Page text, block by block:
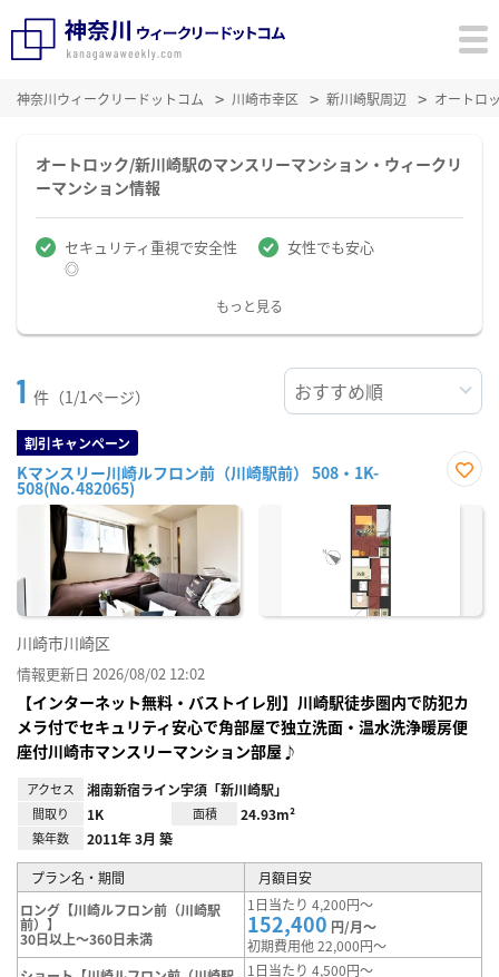
神奈川ウィークリードットコム 川崎市幸区 新川崎駅周辺 オートロ
オートロック/新川崎駅のマンスリーマンション・ウィークリ
ーマンション情報
セキュリティ重視で安全性
◎
女性でも安心
もっと見る
1 件（1/1ページ）
割引キャンペーン
Kマンスリー川崎ルフロン前（川崎駅前） 508・1K-
508(No.482065)
に入
川崎市川崎区
情報更新日 2026/08/02 12:02
【インターネット無料・バストイレ別】川崎駅徒歩圏内で防犯カ
メラ付でセキュリティ安心で角部屋で独立洗面・温水洗浄暖房便
座付川崎市マンスリーマンション部屋♪
アクセス 湘南新宿ライン宇須「新川崎駅」
間取り 1K 面積 24.93m²
築年数 2011年 3月 築
プラン名・期間
月額目安
ロング【川崎ルフロン前（川崎駅
前）】
30日以上～360日未満
1日当たり 4,200円～
152,400 円/月～
初期費用他 22,000円～
1日当たり 4,500円～